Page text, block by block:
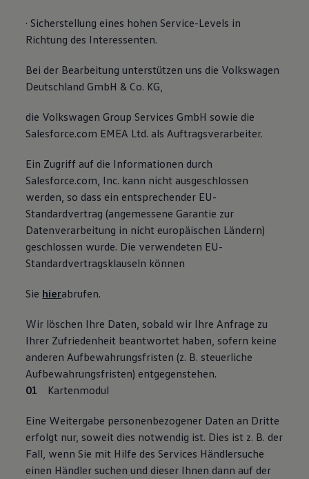
· Sicherstellung eines hohen Service-Levels in
Richtung des Interessenten.
Bei der Bearbeitung unterstützen uns die Volkswagen
Deutschland GmbH & Co. KG,
die Volkswagen Group Services GmbH sowie die
Salesforce.com EMEA Ltd. als Auftragsverarbeiter.
Ein Zugriff auf die Informationen durch
Salesforce.com, Inc. kann nicht ausgeschlossen
werden, so dass ein entsprechender EU-
Standardvertrag (angemessene Garantie zur
Datenverarbeitung in nicht europäischen Ländern)
geschlossen wurde. Die verwendeten EU-
Standardvertragsklauseln können
Sie hierabrufen.
Wir löschen Ihre Daten, sobald wir Ihre Anfrage zu
Ihrer Zufriedenheit beantwortet haben, sofern keine
anderen Aufbewahrungsfristen (z. B. steuerliche
Aufbewahrungsfristen) entgegenstehen.
Kartenmodul
Eine Weitergabe personenbezogener Daten an Dritte
erfolgt nur, soweit dies notwendig ist. Dies ist z. B. der
Fall, wenn Sie mit Hilfe des Services Händlersuche
einen Händler suchen und dieser Ihnen dann auf der